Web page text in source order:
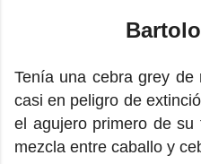
Tenía una cebra grey de
casi en peligro de
el agujero primero de
mezcla entre caballo y